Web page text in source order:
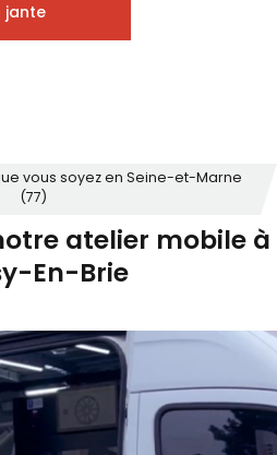
jante
atelier mobile à
En-Brie
vous soyez en Seine-et-Marne
(77)